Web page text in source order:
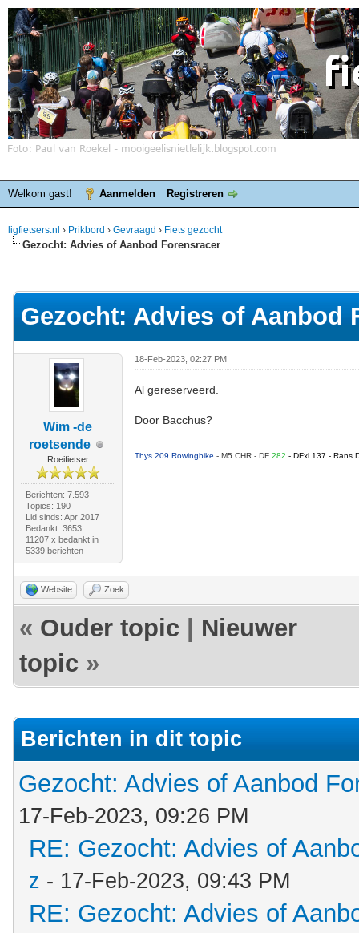
Welkom gast! Aanmelden Registreren
ligfietsers.nl › Prikbord › Gevraagd › Fiets gezocht
Gezocht: Advies of Aanbod Forensracer
Gezocht: Advies of Aanbod
Wim -de
roetsende
Roeifietser
Berichten: 7.593
Topics: 190
Lid sinds: Apr 2017
Bedankt: 3653
11207 x bedankt in
5339 berichten
18-Feb-2023, 02:27 PM
Al gereserveerd.
Door Bacchus?
Thys 209 Rowingbike- M5 CHR - DF282- DFxl 137 - Rans
Website Zoek
« Ouder topic
Nieuwer
topic »
Berichten in dit topic
Gezocht: Advies of Aanbod
17-Feb-2023, 09:26 PM
RE: Gezocht: Advies of
z - 17-Feb-2023, 09:43 PM
RE: Gezocht: Advies of